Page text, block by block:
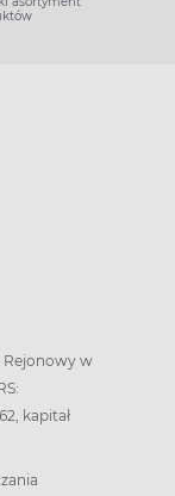
Rejonowy w
kapitał